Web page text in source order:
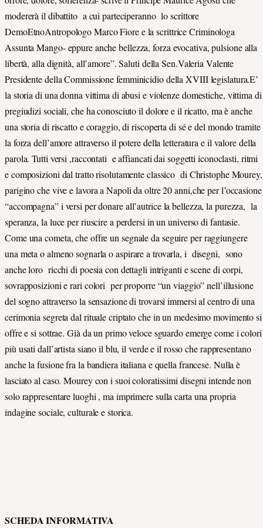
modererà il dibattito a cui parteciperanno lo scrittore
DemoEtnoAntropologo Marco Fiore e la scrittrice Criminologa
Assunta Mango- eppure anche bellezza, forza evocativa, pulsione alla
libertà, alla dignità, all’amore”. Saluti della Sen.Valeria Valente
Presidente della Commissione femminicidio della XVIII legislatura.E’
la storia di una donna vittima di abusi e violenze domestiche, vittima di
pregiudizi sociali, che ha conosciuto il dolore e il ricatto, ma è anche
una storia di riscatto e coraggio, di riscoperta di sé e del mondo tramite
la forza dell’amore attraverso il potere della letteratura e il valore della
parola. Tutti versi ,raccontati e affiancati dai soggetti iconoclasti, ritmi
e composizioni dal tratto risolutamente classico di Christophe Mourey,
parigino che vive e lavora a Napoli da oltre 20 anni,che per l’occasione
“accompagna” i versi per donare all’autrice la bellezza, la purezza, la
speranza, la luce per riuscire a perdersi in un universo di fantasie.
Come una cometa, che offre un segnale da seguire per raggiungere
una meta o almeno sognarla o aspirare a trovarla, i disegni, sono
anche loro ricchi di poesia con dettagli intriganti e scene di corpi,
sovrapposizioni e rari colori per proporre “un viaggio” nell’illusione
del sogno attraverso la sensazione di trovarsi immersi al centro di una
cerimonia segreta dal rituale criptato che in un medesimo movimento si
offre e si sottrae. Già da un primo veloce sguardo emerge come i colori
più usati dall’artista siano il blu, il verde e il rosso che rappresentano
anche la fusione fra la bandiera italiana e quella francese. Nulla è
lasciato al caso. Mourey con i suoi coloratissimi disegni intende non
solo rappresentare luoghi , ma imprimere sulla carta una propria
indagine sociale, culturale e storica.
SCHEDA INFORMATIVA